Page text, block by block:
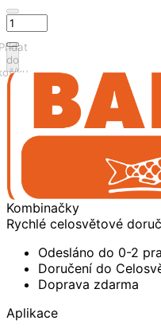
do
Kombinačky
Rychlé celosvětové
Odesláno do 0-2
Doručení do
Doprava zdarma
Aplikace